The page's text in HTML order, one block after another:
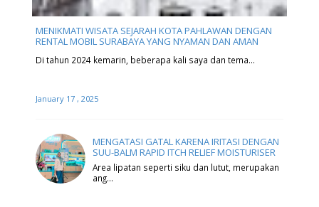
MENIKMATI WISATA SEJARAH KOTA PAHLAWAN DENGAN
RENTAL MOBIL SURABAYA YANG NYAMAN DAN AMAN
Di tahun 2024 kemarin, beberapa kali saya dan tema…
January 17 , 2025
MENGATASI GATAL KARENA IRITASI DENGAN
SUU-BALM RAPID ITCH RELIEF MOISTURISER
Area lipatan seperti siku dan lutut, merupakan
ang…